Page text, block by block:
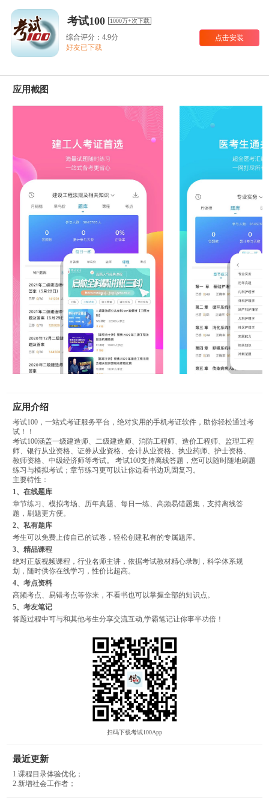
考试100 1000万+次下载
综合评分：4.9分
好友已下载
点击安装
应用截图
应用介绍
考试100，一站式考证服务平台，绝对实用的手机考证软件，助你轻松通过考
试！！
考试100涵盖一级建造师、二级建造师、消防工程师、造价工程师、监理工程
师、银行从业资格、证券从业资格、会计从业资格、执业药师、护士资格、
教师资格、中级经济师等考试。 考试100支持离线答题，您可以随时随地刷题
练习与模拟考试；章节练习更可以让你边看书边巩固复习。
主要特性：
1、在线题库
章节练习、模拟考场、历年真题、每日一练、高频易错题集，支持离线答
题，刷题更方便。
2、私有题库
考生可以免费上传自己的试卷，轻松创建私有的专属题库。
3、精品课程
绝对正版视频课程，行业名师主讲，依据考试教材精心录制，科学体系规
划，随时供你在线学习，性价比超高。
4、考点资料
高频考点、易错考点等你来，不看书也可以掌握全部的知识点。
5、考友笔记
答题过程中可与和其他考生分享交流互动,学霸笔记让你事半功倍！
扫码下载考试100App
最近更新
1.课程目录体验优化；
2.新增社会工作者；